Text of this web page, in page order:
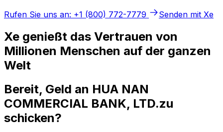
Rufen Sie uns an: +1 (800) 772-7779
Senden mit Xe
Xe genießt das Vertrauen von
Millionen Menschen auf der ganzen
Welt
Bereit, Geld an HUA NAN
COMMERCIAL BANK, LTD.zu
schicken?